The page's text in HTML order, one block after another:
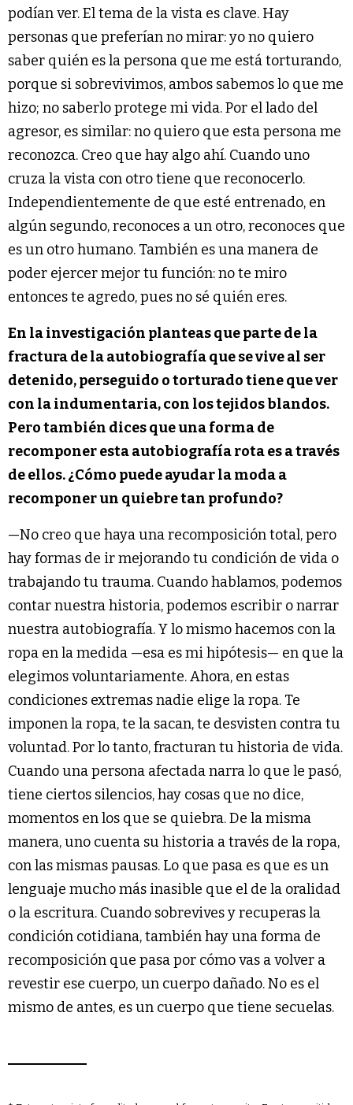
podían ver. El tema de la vista es clave. Hay
personas que preferían no mirar: yo no quiero
saber quién es la persona que me está torturando,
porque si sobrevivimos, ambos sabemos lo que me
hizo; no saberlo protege mi vida. Por el lado del
agresor, es similar: no quiero que esta persona me
reconozca. Creo que hay algo ahí. Cuando uno
cruza la vista con otro tiene que reconocerlo.
Independientemente de que esté entrenado, en
algún segundo, reconoces a un otro, reconoces que
es un otro humano. También es una manera de
poder ejercer mejor tu función: no te miro
entonces te agredo, pues no sé quién eres.
En la investigación planteas que parte de la
fractura de la autobiografía que se vive al ser
detenido, perseguido o torturado tiene que ver
con la indumentaria, con los tejidos blandos.
Pero también dices que una forma de
recomponer esta autobiografía rota es a través
de ellos. ¿Cómo puede ayudar la moda a
recomponer un quiebre tan profundo?
—No creo que haya una recomposición total, pero
hay formas de ir mejorando tu condición de vida o
trabajando tu trauma. Cuando hablamos, podemos
contar nuestra historia, podemos escribir o narrar
nuestra autobiografía. Y lo mismo hacemos con la
ropa en la medida —esa es mi hipótesis— en que la
elegimos voluntariamente. Ahora, en estas
condiciones extremas nadie elige la ropa. Te
imponen la ropa, te la sacan, te desvisten contra tu
voluntad. Por lo tanto, fracturan tu historia de vida.
Cuando una persona afectada narra lo que le pasó,
tiene ciertos silencios, hay cosas que no dice,
momentos en los que se quiebra. De la misma
manera, uno cuenta su historia a través de la ropa,
con las mismas pausas. Lo que pasa es que es un
lenguaje mucho más inasible que el de la oralidad
o la escritura. Cuando sobrevives y recuperas la
condición cotidiana, también hay una forma de
recomposición que pasa por cómo vas a volver a
revestir ese cuerpo, un cuerpo dañado. No es el
mismo de antes, es un cuerpo que tiene secuelas.